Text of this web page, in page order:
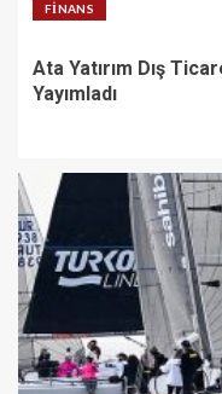
FINANS
Ata Yatırım Dış
Yayımladı